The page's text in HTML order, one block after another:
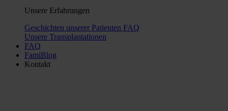
Unsere Erfahrungen
Geschichten unserer Patienten FAQ
Unsere Transplantationen
FAQ
FamiBlog
Kontakt